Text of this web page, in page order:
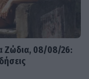
Ζώδια, 08/08/26: